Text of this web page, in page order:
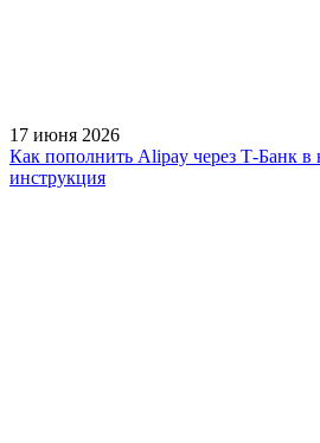
17 июня 2026
Как пополнить Alipay через Т-Банк в
инструкция